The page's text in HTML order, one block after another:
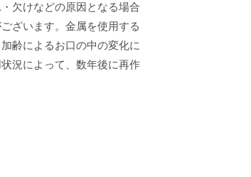
欠けなどの原因となる場合
ざいます。金属を使用する
齢によるお口の中の変化に
況によって、数年後に再作